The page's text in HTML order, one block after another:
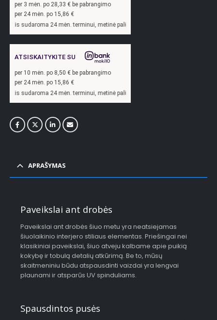
per 3 mėn. po 28,33 € be pabrangimo
per 24 mėn. po 15,86 €
24 mėn. terminui, metinė palūkanų norma – 13,9
ATSISKAITYKITE SU
per 10 mėn. po 8,50 € be pabrangimo
per 24 mėn. po 15,86 €
24 mėn. terminui, metinė palūkanų norma – 13,9
APRAŠYMAS
Paveikslai ant drobės
Paveikslai ant drobės šiuo metu yra neatsiejamas
šiuolaikinio interjero stiliaus elementas. Priešingai nei
klasikiniai paveikslai, šiuo atveju kalbame apie puikią
kokybę ir tobulą detalių atkūrimą. Be to, mūsų
skaitmeniniu būdu atspausdinti vaizdai yra lengvai
plaunami ir atsparūs UV spinduliams.
Spausdintos pusės